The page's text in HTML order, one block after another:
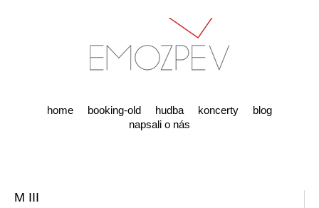
home booking-old hudba koncerty
blog
napsali o nás
M III